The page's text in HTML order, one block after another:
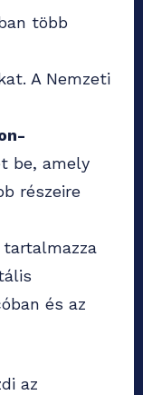
több
A Nemzeti
be, amely
részeire
és az
az